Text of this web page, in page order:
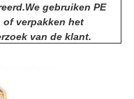
gebruiken PE
verpakken het
van de klant.